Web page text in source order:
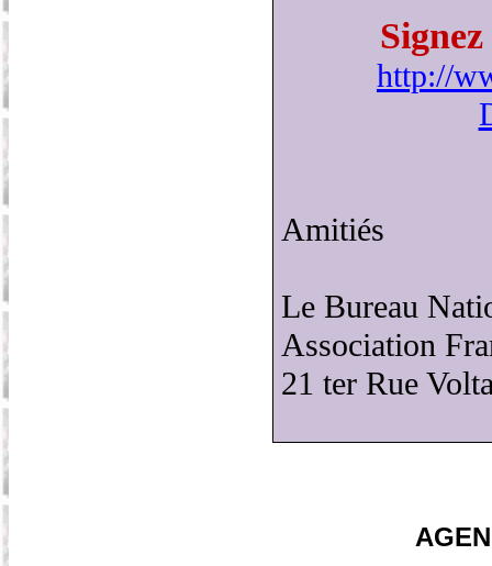
http://
Amitiés
Le Bureau
Association
21 ter Rue